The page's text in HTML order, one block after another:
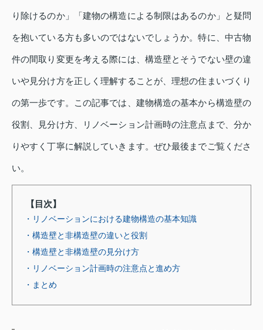
り除けるのか」「建物の構造による制限はあるのか」と疑問
を抱いている方も多いのではないでしょうか。特に、中古物
件の間取り変更を考える際には、構造壁とそうでない壁の違
いや見分け方を正しく理解することが、理想の住まいづくり
の第一歩です。この記事では、建物構造の基本から構造壁の
役割、見分け方、リノベーション計画時の注意点まで、分か
りやすく丁寧に解説していきます。ぜひ最後までご覧くださ
い。
【目次】
・リノベーションにおける建物構造の基本知識
・構造壁と非構造壁の違いと役割
・構造壁と非構造壁の見分け方
・リノベーション計画時の注意点と進め方
・まとめ